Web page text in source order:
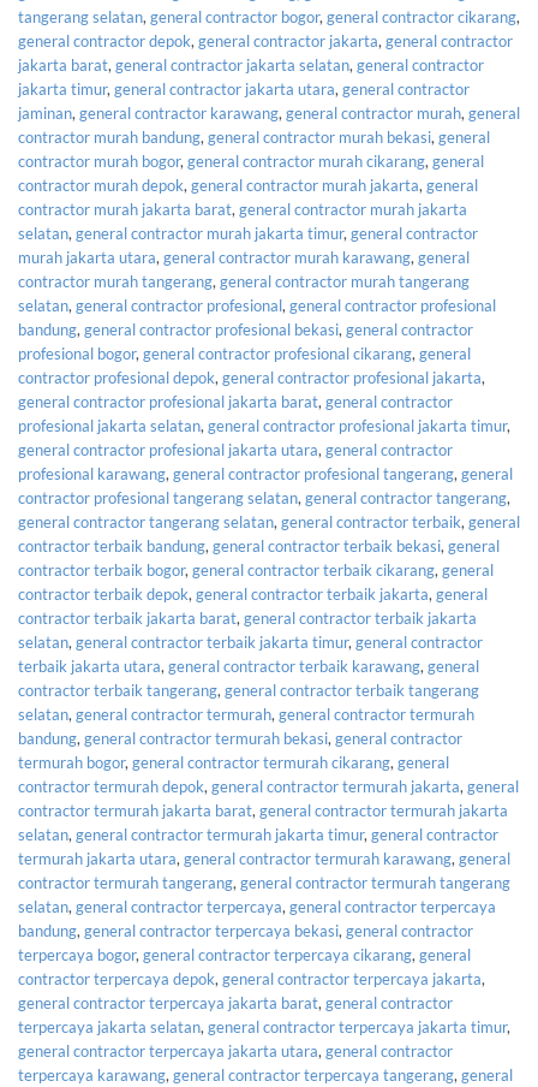
tangerang selatan, general contractor bogor, general contractor cikarang,
general contractor depok, general contractor jakarta, general contractor
jakarta barat, general contractor jakarta selatan, general contractor
jakarta timur, general contractor jakarta utara, general contractor
jaminan, general contractor karawang, general contractor murah, general
contractor murah bandung, general contractor murah bekasi, general
contractor murah bogor, general contractor murah cikarang, general
contractor murah depok, general contractor murah jakarta, general
contractor murah jakarta barat, general contractor murah jakarta
selatan, general contractor murah jakarta timur, general contractor
murah jakarta utara, general contractor murah karawang, general
contractor murah tangerang, general contractor murah tangerang
selatan, general contractor profesional, general contractor profesional
bandung, general contractor profesional bekasi, general contractor
profesional bogor, general contractor profesional cikarang, general
contractor profesional depok, general contractor profesional jakarta,
general contractor profesional jakarta barat, general contractor
profesional jakarta selatan, general contractor profesional jakarta timur,
general contractor profesional jakarta utara, general contractor
profesional karawang, general contractor profesional tangerang, general
contractor profesional tangerang selatan, general contractor tangerang,
general contractor tangerang selatan, general contractor terbaik, general
contractor terbaik bandung, general contractor terbaik bekasi, general
contractor terbaik bogor, general contractor terbaik cikarang, general
contractor terbaik depok, general contractor terbaik jakarta, general
contractor terbaik jakarta barat, general contractor terbaik jakarta
selatan, general contractor terbaik jakarta timur, general contractor
terbaik jakarta utara, general contractor terbaik karawang, general
contractor terbaik tangerang, general contractor terbaik tangerang
selatan, general contractor termurah, general contractor termurah
bandung, general contractor termurah bekasi, general contractor
termurah bogor, general contractor termurah cikarang, general
contractor termurah depok, general contractor termurah jakarta, general
contractor termurah jakarta barat, general contractor termurah jakarta
selatan, general contractor termurah jakarta timur, general contractor
termurah jakarta utara, general contractor termurah karawang, general
contractor termurah tangerang, general contractor termurah tangerang
selatan, general contractor terpercaya, general contractor terpercaya
bandung, general contractor terpercaya bekasi, general contractor
terpercaya bogor, general contractor terpercaya cikarang, general
contractor terpercaya depok, general contractor terpercaya jakarta,
general contractor terpercaya jakarta barat, general contractor
terpercaya jakarta selatan, general contractor terpercaya jakarta timur,
general contractor terpercaya jakarta utara, general contractor
terpercaya karawang, general contractor terpercaya tangerang, general